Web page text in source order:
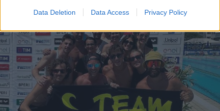
Data Deletion Data Access Privacy Policy